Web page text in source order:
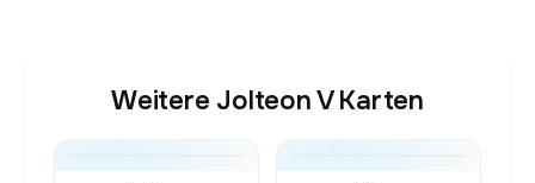
Weitere Jolteon V Karten